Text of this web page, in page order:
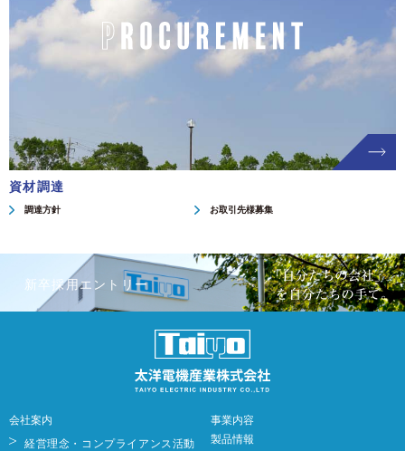
資材調達
調達方針 お取引先様募集
新卒採用エントリー
会社案内
経営理念・コンプライアンス活動
事業内容
製品情報